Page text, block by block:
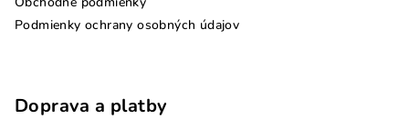
Podmienky ochrany osobných údajov
Doprava a platby